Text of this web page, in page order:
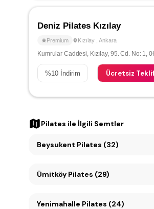
Deniz Pilates Kızılay
Premium Kızılay Ankara
Kumrular Caddesi, Kızılay, 95. Cd. No: 1,
%10 İndirim Ücretsiz
Pilates ile İlgili Semtler
Beysukent Pilates (32)
Ümitköy Pilates (29)
Yenimahalle Pilates (24)